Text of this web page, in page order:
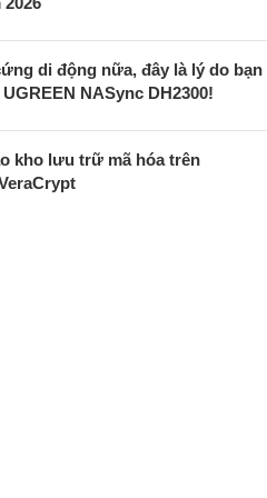
di động nữa, đây là lý do bạn
NASync DH2300!
kho lưu trữ mã hóa trên